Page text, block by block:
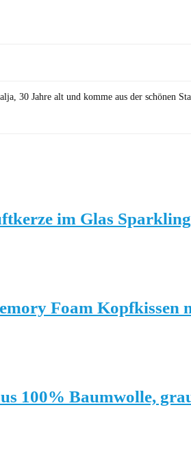
30 Jahre alt und komme aus der schönen
im Glas
Foam Kopfkissen
100% Baumwolle,